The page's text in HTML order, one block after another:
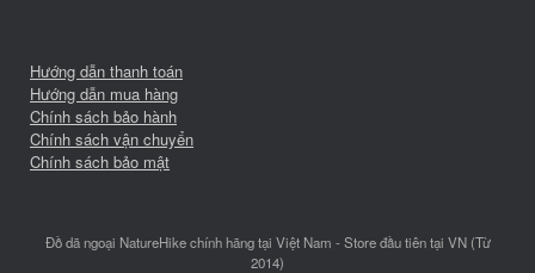
Hướng dẫn thanh toán
Hướng dẫn mua hàng
Chính sách bảo hành
Chính sách vận chuyển
Chính sách bảo mật
Đồ dã ngoại NatureHike chính hãng tại Việt Nam - Store đầu tiên tại VN (Từ
2014)